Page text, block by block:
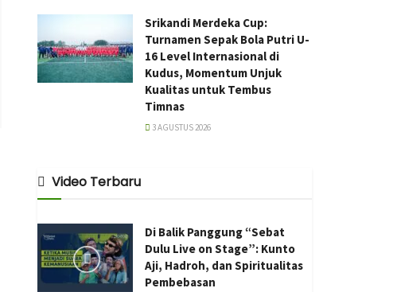
Srikandi Merdeka Cup:
Turnamen Sepak Bola Putri U-
16 Level Internasional di
Kudus, Momentum Unjuk
Kualitas untuk Tembus
Timnas
3 AGUSTUS 2026
Video Terbaru
Di Balik Panggung “Sebat
Dulu Live on Stage”: Kunto
Aji, Hadroh, dan Spiritualitas
Pembebasan